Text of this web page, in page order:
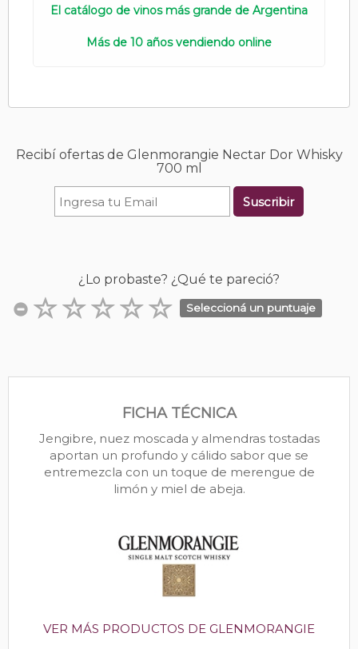
El catálogo de vinos más grande de Argentina
Más de 10 años vendiendo online
Recibí ofertas de Glenmorangie Nectar Dor Whisky
700 ml
Suscribir
¿Lo probaste? ¿Qué te pareció?
Seleccioná un puntuaje
FICHA TÉCNICA
Jengibre, nuez moscada y almendras tostadas
aportan un profundo y cálido sabor que se
entremezcla con un toque de merengue de
limón y miel de abeja.
VER MÁS PRODUCTOS DE GLENMORANGIE